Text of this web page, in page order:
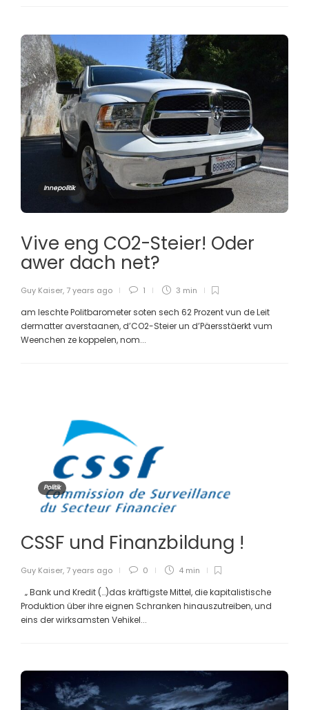
Innepolitik
Vive eng CO2-Steier! Oder
awer dach net?
Guy Kaiser, 7 years ago 1 3 min
am leschte Politbarometer soten sech 62 Prozent vun de Leit
dermatter averstaanen, d’CO2-Steier un d’Päersstäerkt vum
Weenchen ze koppelen, nom...
Politik
CSSF und Finanzbildung !
Guy Kaiser, 7 years ago 0 4 min
„ Bank und Kredit (…)das kräftigste Mittel, die kapitalistische
Produktion über ihre eignen Schranken hinauszutreiben, und
eins der wirksamsten Vehikel...